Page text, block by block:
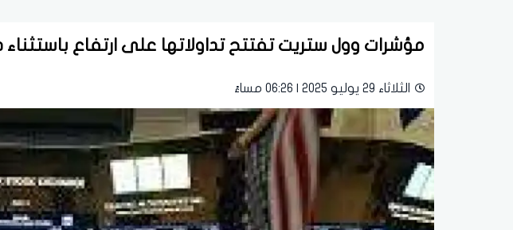
مؤشرات وول ستريت تفتتح تداولاتها على ارتفاع باستثناء
الثلاثاء 29 يوليو 2025 | 06:26 مساءً